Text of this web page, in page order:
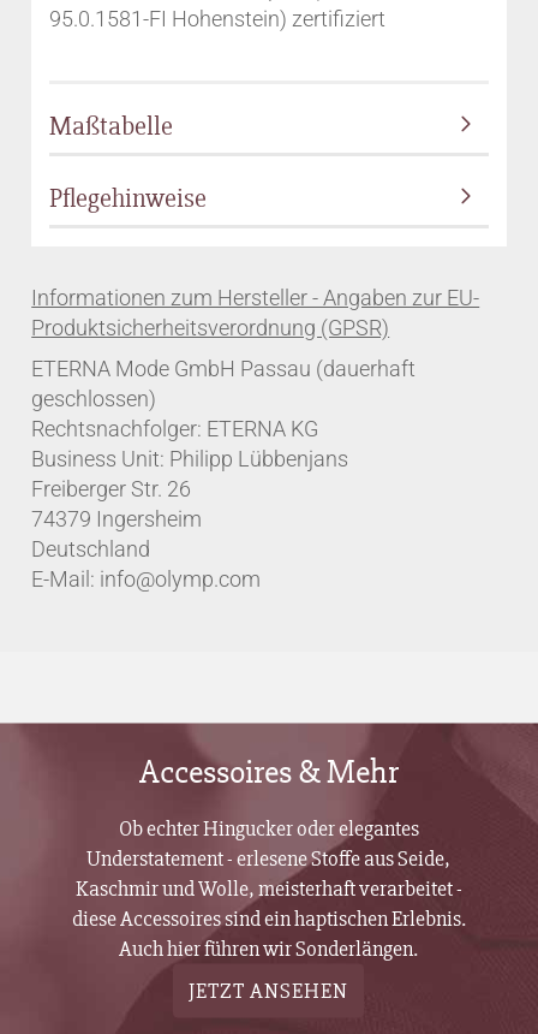
95.0.1581-FI Hohenstein) zertifiziert
Maßtabelle
Pflegehinweise
ETERNA Mode GmbH Passau (dauerhaft
geschlossen)
Rechtsnachfolger: ETERNA KG
Business Unit: Philipp Lübbenjans
Freiberger Str. 26
74379 Ingersheim
Deutschland
E-Mail: info@olymp.com
Accessoires & Mehr
Ob echter Hingucker oder elegantes
Understatement - erlesene Stoffe aus Seide,
Kaschmir und Wolle, meisterhaft verarbeitet -
diese Accessoires sind ein haptischen Erlebnis.
Auch hier führen wir Sonderlängen.
JETZT ANSEHEN